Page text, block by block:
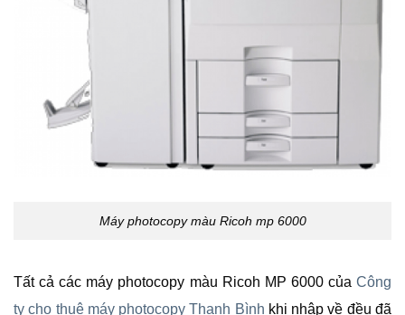
Máy photocopy màu Ricoh mp 6000
Tất cả các máy photocopy màu Ricoh MP 6000 của Công
ty cho thuê máy photocopy Thanh Bình khi nhập về đều đã